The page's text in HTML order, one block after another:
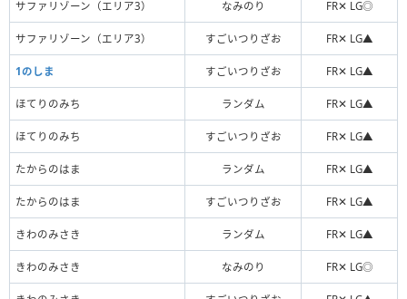
サファリゾーン（エリア3） なみのり FR✕ LG◎
サファリゾーン（エリア3） すごいつりざお FR✕ LG▲
1のしま すごいつりざお FR✕ LG▲
ほてりのみち ランダム FR✕ LG▲
ほてりのみち すごいつりざお FR✕ LG▲
たからのはま ランダム FR✕ LG▲
たからのはま すごいつりざお FR✕ LG▲
きわのみさき ランダム FR✕ LG▲
きわのみさき なみのり FR✕ LG◎